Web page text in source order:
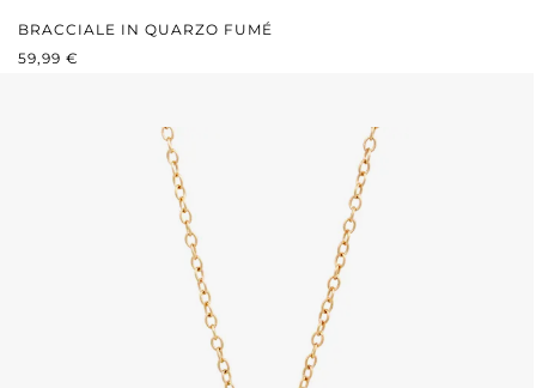
BRACCIALE IN QUARZO FUMÉ
PREZZO NORMALE:
59,99 €